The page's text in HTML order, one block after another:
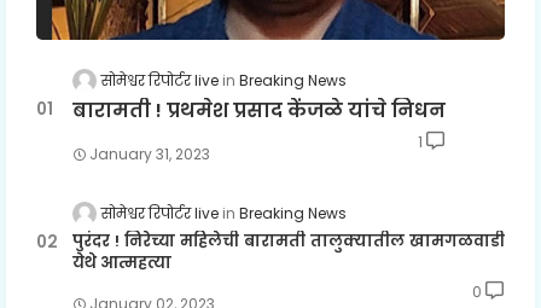
सोमेश्वर रिपोर्टर live Breaking News
बारामती ! प्रथमेश प्रसाद केंजळे यांचे निधन
January 31, 2023
1
सोमेश्वर रिपोर्टर live Breaking News
पुरंदर ! निरेच्या महिलेची बारामती तालुक्यातील खामगळवाडी
येथे आत्महत्या
0